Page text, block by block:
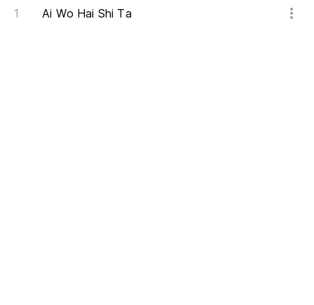
Ai Wo Hai Shi Ta